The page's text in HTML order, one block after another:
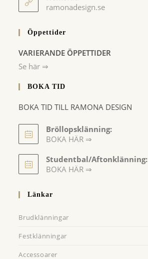
ramonadesign.se
Öppettider
VARIERANDE ÖPPETTIDER
Se här ⇒
BOKA TID
BOKA TID TILL RAMONA DESIGN
Bröllopsklänning:
BOKA HÄR ⇒
in
a
tab
Studentbal/Aftonklänning:
BOKA HÄR ⇒
Länkar
Brudklänningar
Festklänningar
Accessoarer